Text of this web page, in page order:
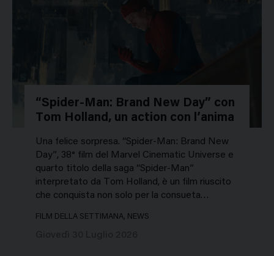
“Spider-Man: Brand New Day” con
Tom Holland, un action con l’anima
Una felice sorpresa. “Spider-Man: Brand New
Day”, 38° film del Marvel Cinematic Universe e
quarto titolo della saga “Spider-Man”
interpretato da Tom Holland, è un film riuscito
che conquista non solo per la consueta…
FILM DELLA SETTIMANA, NEWS